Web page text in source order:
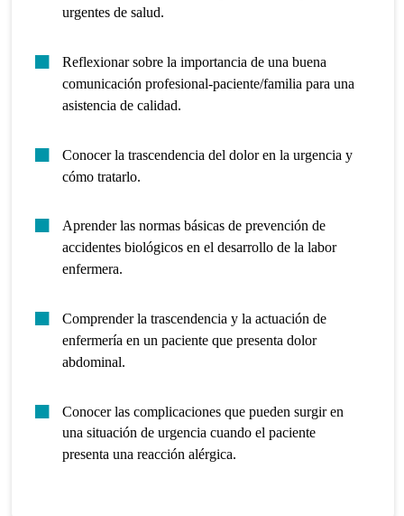
urgentes de salud.
Reflexionar sobre la importancia de una buena
comunicación profesional-paciente/familia para una
asistencia de calidad.
Conocer la trascendencia del dolor en la urgencia y
cómo tratarlo.
Aprender las normas básicas de prevención de
accidentes biológicos en el desarrollo de la labor
enfermera.
Comprender la trascendencia y la actuación de
enfermería en un paciente que presenta dolor
abdominal.
Conocer las complicaciones que pueden surgir en
una situación de urgencia cuando el paciente
presenta una reacción alérgica.